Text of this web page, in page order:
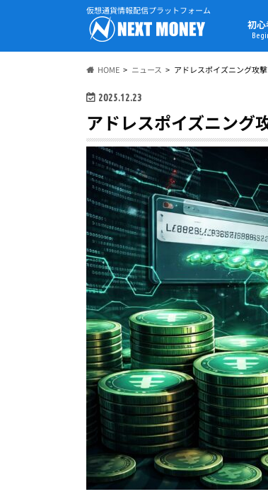
仮想通貨情報配信プラットフォーム
初
HOME ニュース アドレスポイズニング攻
2025.12.23
アドレスポイズニング